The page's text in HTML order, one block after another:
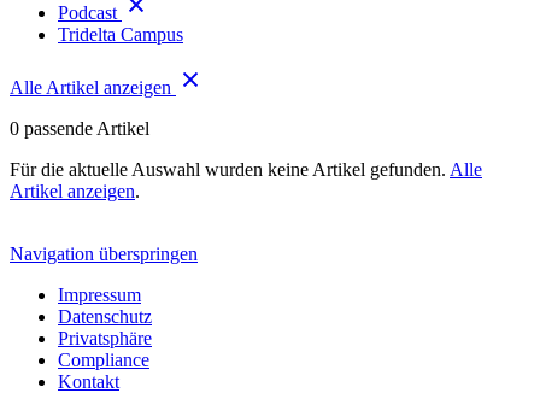
Podcast
Tridelta Campus
Alle Artikel anzeigen
0 passende Artikel
Für die aktuelle Auswahl wurden keine Artikel gefunden. Alle
Artikel anzeigen.
Navigation überspringen
Impressum
Datenschutz
Privatsphäre
Compliance
Kontakt